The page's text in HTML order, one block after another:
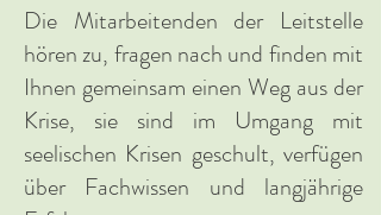
Die Mitarbeitenden der Leitstelle
hören zu, fragen nach und finden mit
Ihnen gemeinsam einen Weg aus der
Krise, sie sind im Umgang mit
seelischen Krisen geschult, verfügen
über Fachwissen und langjährige